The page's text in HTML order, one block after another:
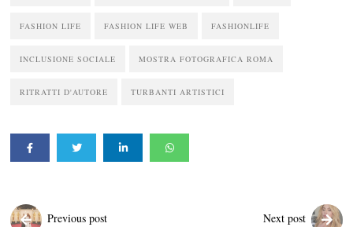
FASHION LIFE FASHION LIFE WEB FASHIONLIFE
INCLUSIONE SOCIALE MOSTRA FOTOGRAFICA ROMA
RITRATTI D'AUTORE TURBANTI ARTISTICI
Previous post Next post